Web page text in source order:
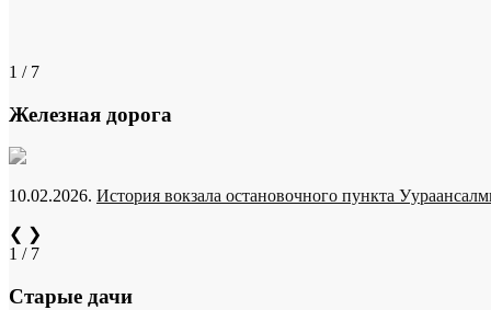
1 / 7
Железная дорога
10.02.2026. История вокзала остановочного пункта
❮ ❯
1 / 7
Старые дачи